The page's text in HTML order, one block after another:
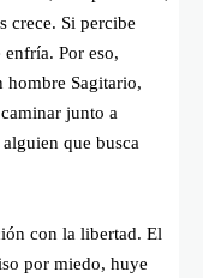
crece. Si percibe
Por eso,
hombre Sagitario,
junto a
que busca
con la libertad. El
por miedo, huye